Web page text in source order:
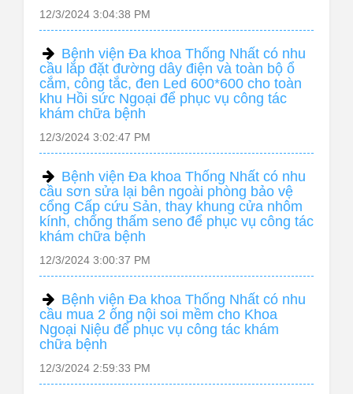
12/3/2024 3:04:38 PM
Bệnh viện Đa khoa Thống Nhất có nhu
cầu lắp đặt đường dây điện và toàn bộ ổ
cắm, công tắc, đen Led 600*600 cho toàn
khu Hồi sức Ngoại để phục vụ công tác
khám chữa bệnh
12/3/2024 3:02:47 PM
Bệnh viện Đa khoa Thống Nhất có nhu
cầu sơn sửa lại bên ngoài phòng bảo vệ
cổng Cấp cứu Sản, thay khung cửa nhôm
kính, chống thấm seno để phục vụ công tác
khám chữa bệnh
12/3/2024 3:00:37 PM
Bệnh viện Đa khoa Thống Nhất có nhu
cầu mua 2 ống nội soi mềm cho Khoa
Ngoại Niệu để phục vụ công tác khám
chữa bệnh
12/3/2024 2:59:33 PM